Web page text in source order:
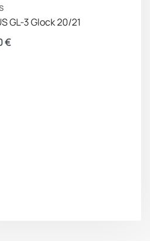
GL-3 Glock 20/21
€